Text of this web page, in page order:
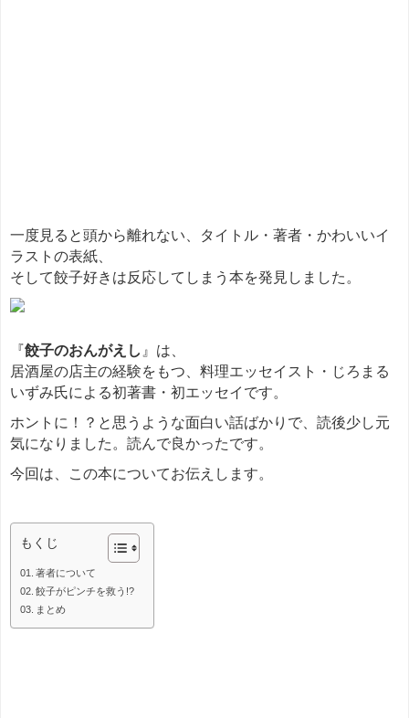
一度見ると頭から離れない、タイトル・著者・かわいいイ
ラストの表紙、
そして餃子好きは反応してしまう本を発見しました。
『餃子のおんがえし 』は、
居酒屋の店主の経験をもつ、料理エッセイスト・じろまる
いずみ氏による初著書・初エッセイです。
ホントに！？と思うような面白い話ばかりで、読後少し元
気になりました。読んで良かったです。
今回は、この本についてお伝えします。
もくじ
著者について
餃子がピンチを救う!?
まとめ